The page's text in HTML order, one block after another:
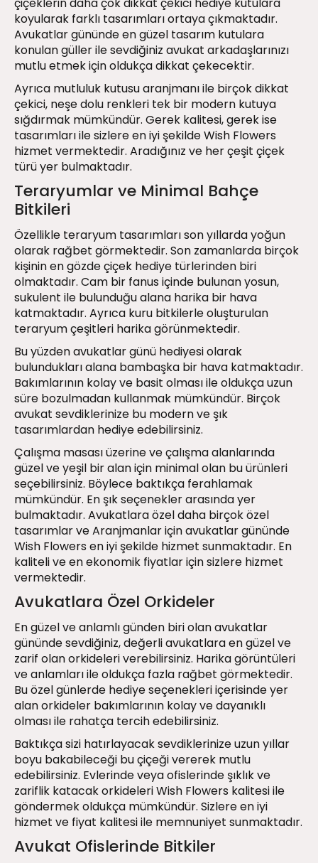
çiçeklerin daha çok dikkat çekici hediye kutulara
koyularak farklı tasarımları ortaya çıkmaktadır.
Avukatlar gününde en güzel tasarım kutulara
konulan güller ile sevdiğiniz avukat arkadaşlarınızı
mutlu etmek için oldukça dikkat çekecektir.
Ayrıca mutluluk kutusu aranjmanı ile birçok dikkat
çekici, neşe dolu renkleri tek bir modern kutuya
sığdırmak mümkündür. Gerek kalitesi, gerek ise
tasarımları ile sizlere en iyi şekilde Wish Flowers
hizmet vermektedir. Aradığınız ve her çeşit çiçek
türü yer bulmaktadır.
Teraryumlar ve Minimal Bahçe
Bitkileri
Özellikle teraryum tasarımları son yıllarda yoğun
olarak rağbet görmektedir. Son zamanlarda birçok
kişinin en gözde çiçek hediye türlerinden biri
olmaktadır. Cam bir fanus içinde bulunan yosun,
sukulent ile bulunduğu alana harika bir hava
katmaktadır. Ayrıca kuru bitkilerle oluşturulan
teraryum çeşitleri harika görünmektedir.
Bu yüzden avukatlar günü hediyesi olarak
bulundukları alana bambaşka bir hava katmaktadır.
Bakımlarının kolay ve basit olması ile oldukça uzun
süre bozulmadan kullanmak mümkündür. Birçok
avukat sevdiklerinize bu modern ve şık
tasarımlardan hediye edebilirsiniz.
Çalışma masası üzerine ve çalışma alanlarında
güzel ve yeşil bir alan için minimal olan bu ürünleri
seçebilirsiniz. Böylece baktıkça ferahlamak
mümkündür. En şık seçenekler arasında yer
bulmaktadır. Avukatlara özel daha birçok özel
tasarımlar ve Aranjmanlar için avukatlar gününde
Wish Flowers en iyi şekilde hizmet sunmaktadır. En
kaliteli ve en ekonomik fiyatlar için sizlere hizmet
vermektedir.
Avukatlara Özel Orkideler
En güzel ve anlamlı günden biri olan avukatlar
gününde sevdiğiniz, değerli avukatlara en güzel ve
zarif olan orkideleri verebilirsiniz. Harika görüntüleri
ve anlamları ile oldukça fazla rağbet görmektedir.
Bu özel günlerde hediye seçenekleri içerisinde yer
alan orkideler bakımlarının kolay ve dayanıklı
olması ile rahatça tercih edebilirsiniz.
Baktıkça sizi hatırlayacak sevdiklerinize uzun yıllar
boyu bakabileceği bu çiçeği vererek mutlu
edebilirsiniz. Evlerinde veya ofislerinde şıklık ve
zariflik katacakorkideleriWish Flowers kalitesi ile
göndermek oldukça mümkündür. Sizlere en iyi
hizmet ve fiyat kalitesi ile memnuniyet sunmaktadır.
Avukat Ofislerinde Bitkiler